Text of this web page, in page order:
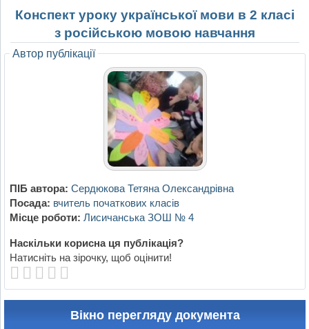
Конспект уроку української мови в 2 класі
з російською мовою навчання
Автор публікації
ПІБ автора: Сердюкова Тетяна Олександрівна
Посада: вчитель початкових класів
Місце роботи: Лисичанська ЗОШ № 4
Наскільки корисна ця публікація?
Натисніть на зірочку, щоб оцінити!
Вікно перегляду документа